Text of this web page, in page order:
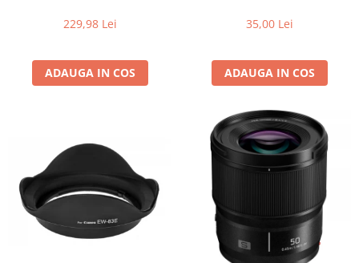
229,98 Lei
ADAUGA IN COS
35,00 Lei
ADAUGA IN COS